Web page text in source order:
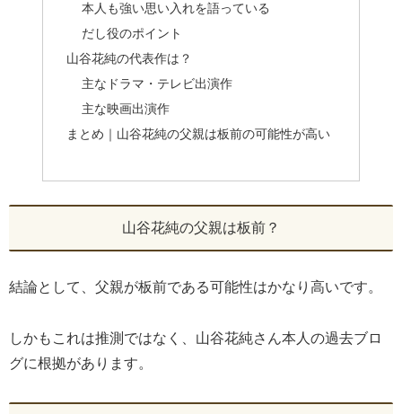
本人も強い思い入れを語っている
だし役のポイント
山谷花純の代表作は？
主なドラマ・テレビ出演作
主な映画出演作
まとめ｜山谷花純の父親は板前の可能性が高い
山谷花純の父親は板前？
結論として、父親が板前である可能性はかなり高いです。
しかもこれは推測ではなく、山谷花純さん本人の過去ブロ
グに根拠があります。